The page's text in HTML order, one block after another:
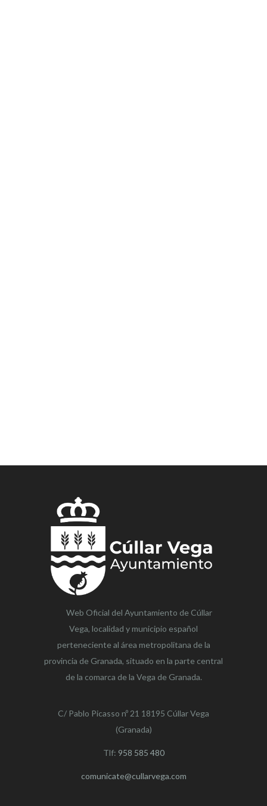
Web Oficial del Ayuntamiento de Cúllar
Vega, localidad y municipio español
perteneciente al área metropolitana de la
provincia de Granada, situado en la parte central
de la comarca de la Vega de Granada.
C/ Pablo Picasso nº 21 18195 Cúllar Vega
(Granada)
Tlf: 958 585 480
comunicate@cullarvega.com